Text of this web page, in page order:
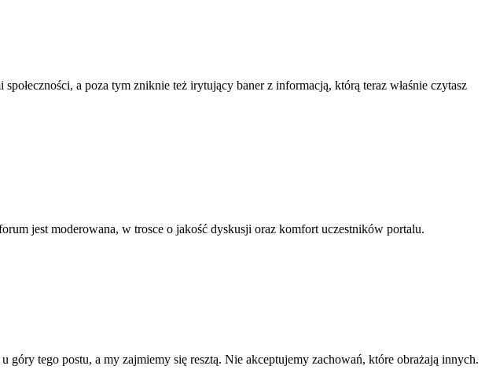
a poza tym zniknie też irytujący baner z informacją, którą teraz właśnie czytasz
jest moderowana, w trosce o jakość dyskusji oraz komfort uczestników portalu.
tego postu, a my zajmiemy się resztą. Nie akceptujemy zachowań, które obrażają innych.